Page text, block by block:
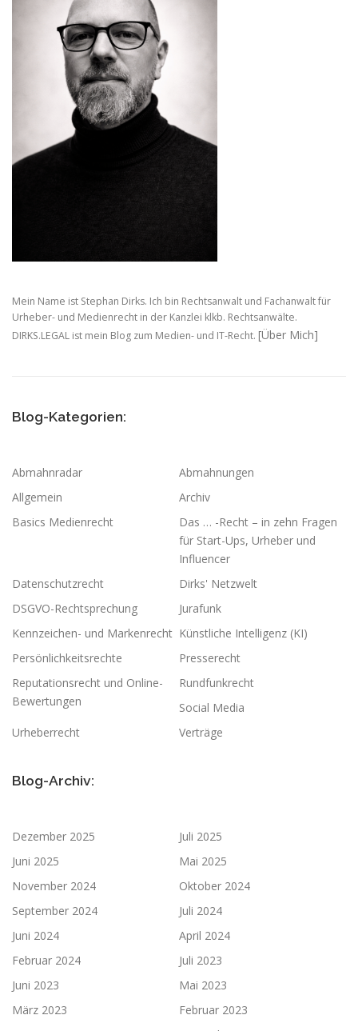
Mein Name ist Stephan Dirks. Ich bin Rechtsanwalt und Fachanwalt für
Urheber- und Medienrecht in der Kanzlei klkb. Rechtsanwälte.
DIRKS.LEGAL ist mein Blog zum Medien- und IT-Recht. [Über Mich]
Blog-Kategorien:
Abmahnradar
Abmahnungen
Allgemein
Archiv
Basics Medienrecht
Das … -Recht – in zehn Fragen
für Start-Ups, Urheber und
Influencer
Datenschutzrecht
Dirks' Netzwelt
DSGVO-Rechtsprechung
Jurafunk
Kennzeichen- und Markenrecht Künstliche Intelligenz (KI)
Persönlichkeitsrechte
Presserecht
Reputationsrecht und Online-
Bewertungen
Rundfunkrecht
Social Media
Urheberrecht
Verträge
Blog-Archiv:
Dezember 2025
Juli 2025
Juni 2025
Mai 2025
November 2024
Oktober 2024
September 2024
Juli 2024
Juni 2024
April 2024
Februar 2024
Juli 2023
Juni 2023
Mai 2023
März 2023
Februar 2023